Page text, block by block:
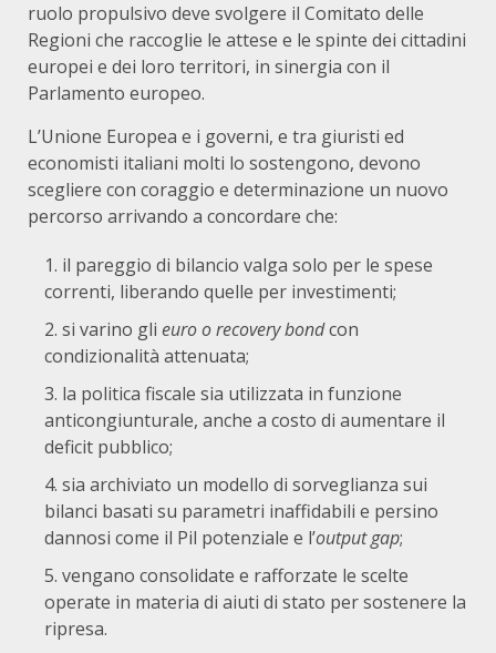
ruolo propulsivo deve svolgere il Comitato delle
Regioni che raccoglie le attese e le spinte dei cittadini
europei e dei loro territori, in sinergia con il
Parlamento europeo.
L’Unione Europea e i governi, e tra giuristi ed
economisti italiani molti lo sostengono, devono
scegliere con coraggio e determinazione un nuovo
percorso arrivando a concordare che:
il pareggio di bilancio valga solo per le spese
correnti, liberando quelle per investimenti;
si varino gli euro o recovery bondcon
condizionalità attenuata;
la politica fiscale sia utilizzata in funzione
anticongiunturale, anche a costo di aumentare il
deficit pubblico;
sia archiviato un modello di sorveglianza sui
bilanci basati su parametri inaffidabili e persino
dannosi come il Pil potenziale e l’output gap;
vengano consolidate e rafforzate le scelte
operate in materia di aiuti di stato per sostenere la
ripresa.